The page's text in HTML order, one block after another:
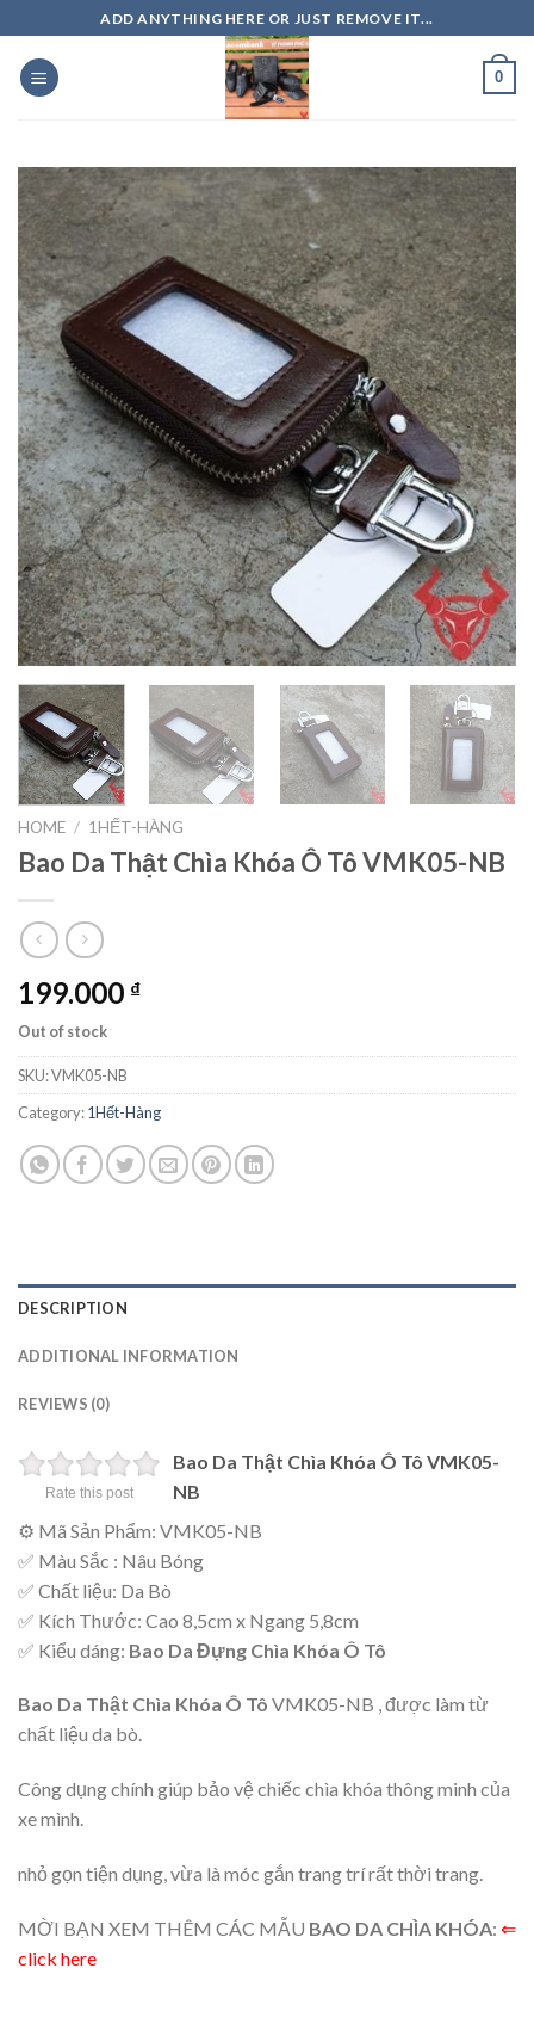
to
content
ADD ANYTHING HERE OR JUST REMOVE IT...
0
HOME / 1HẾT-HÀNG
Bao Da Thật Chìa Khóa Ô Tô VMK05-NB
199.000 ₫
Out of stock
SKU:VMK05-NB
Category:1Hết-Hàng
DESCRIPTION
ADDITIONAL INFORMATION
REVIEWS (0)
Rate this post
Bao Da Thật Chìa Khóa Ô Tô VMK05-
NB
⚙ Mã Sản Phẩm: VMK05-NB
✅ Màu Sắc : Nâu Bóng
✅ Chất liệu: Da Bò
✅ Kích Thước: Cao 8,5cm x Ngang 5,8cm
✅ Kiểu dáng: Bao Da Đựng Chìa Khóa Ô Tô
Bao Da Thật Chìa Khóa Ô Tô VMK05-NB , được làm từ
chất liệu da bò.
Công dụng chính giúp bảo vệ chiếc chìa khóa thông minh của
xe mình.
nhỏ gọn tiện dụng, vừa là móc gắn trang trí rất thời trang.
MỜI BẠN XEM THÊM CÁC MẪU BAO DA CHÌA KHÓA: ⇐
click here